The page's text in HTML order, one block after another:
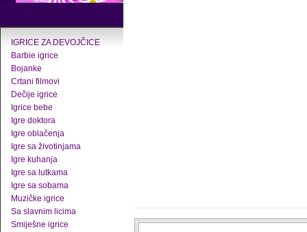
IGRICE ZA DEVOJČICE
Barbie igrice
Bojanke
Crtani filmovi
Dečije igrice
Igrice bebe
Igre doktora
Igre oblačenja
Igre sa životinjama
Igre kuhanja
Igre sa lutkama
Igre sa sobama
Muzičke igrice
Sa slavnim licima
Smiješne igrice